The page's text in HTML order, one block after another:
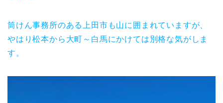
筒けん事務所のある上田市も山に囲まれていますが、
やはり松本から大町～白馬にかけては別格な気がしま
す。